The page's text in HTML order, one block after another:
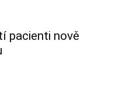
pacienti nově